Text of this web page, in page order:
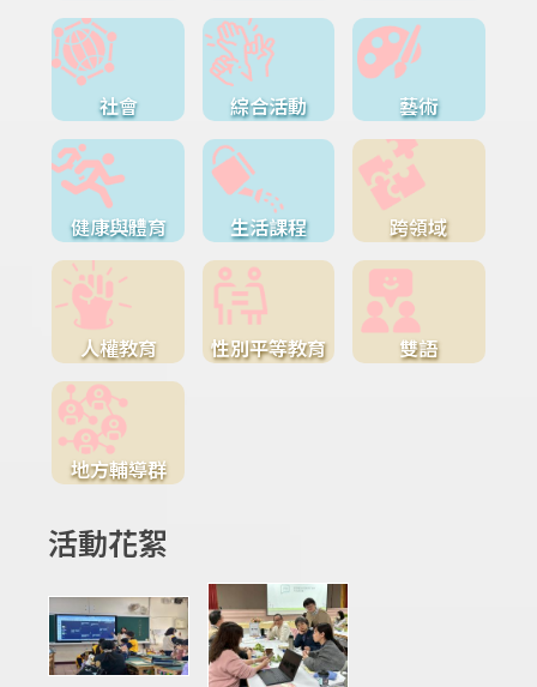
社會 綜合活動 藝術
健康與體育 生活課程 跨領域
人權教育 性別平等教育 雙語
地方輔導群
活動花絮